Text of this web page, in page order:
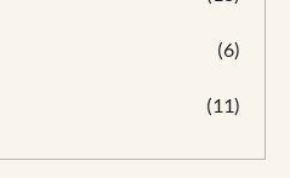
(6)
(11)